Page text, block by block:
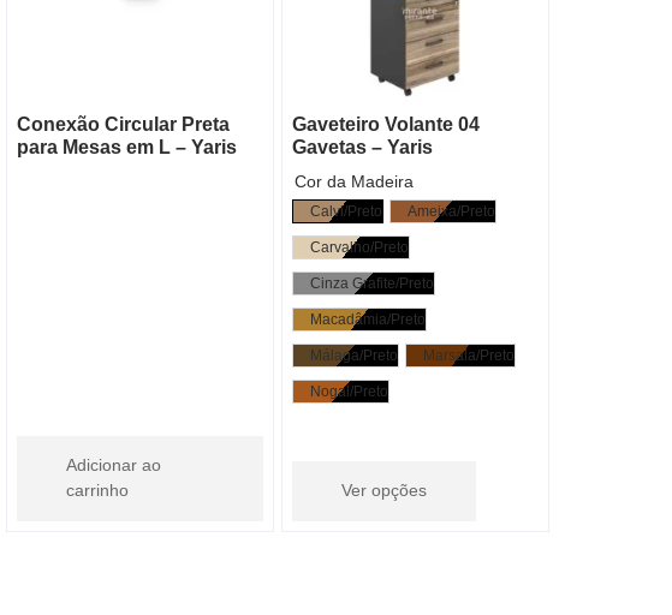
Conexão Circular Preta
para Mesas em L – Yaris
Adicionar ao
carrinho
Gaveteiro Volante 04
Gavetas – Yaris
Cor da Madeira
Calvi/Preto Ameixa/Preto
Carvalho/Preto
Cinza Grafite/Preto
Macadâmia/Preto
Málaga/Preto Marsala/Preto
Nogal/Preto
Ver opções